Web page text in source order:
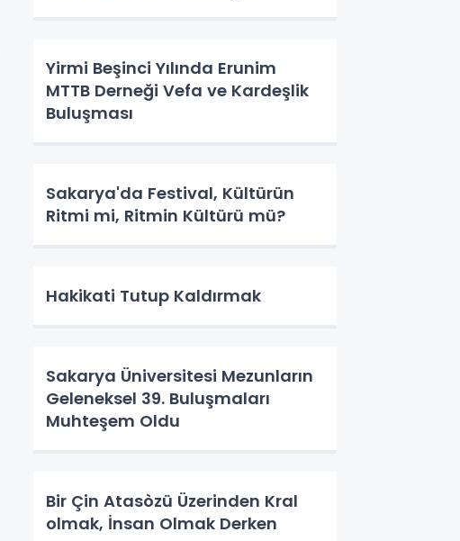
Yirmi Beşinci Yılında Erunim
MTTB Derneği Vefa ve Kardeşlik
Buluşması
Sakarya'da Festival, Kültürün
Ritmi mi, Ritmin Kültürü mü?
Hakikati Tutup Kaldırmak
Sakarya Üniversitesi Mezunların
Geleneksel 39. Buluşmaları
Muhteşem Oldu
Bir Çin Atasòzü Üzerinden Kral
olmak, İnsan Olmak Derken